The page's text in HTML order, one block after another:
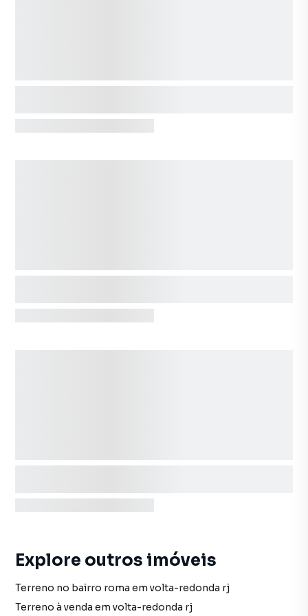
Explore outros imóveis
Terreno no bairro roma em volta-redonda rj
Terreno à venda em volta-redonda rj